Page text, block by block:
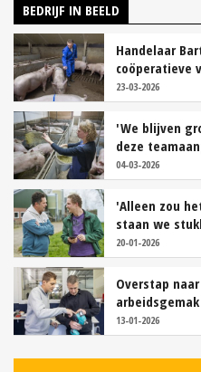
BEDRIJF IN BEELD
Handelaar
coöperatieve
23-03-2026
'We blijven
deze
04-03-2026
'Alleen zou
staan we
20-01-2026
Overstap
13-01-2026